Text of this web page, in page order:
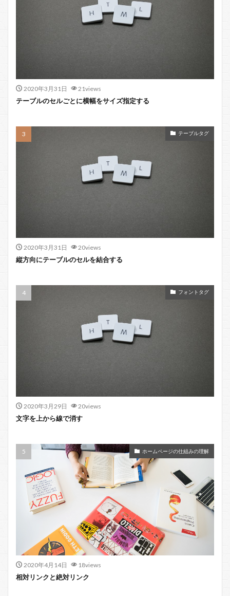
2020年3月31日 21views
テーブルのセルごとに横幅をサイズ指定する
テーブルタグ
2020年3月31日 20views
縦方向にテーブルのセルを結合する
フォントタグ
2020年3月29日 20views
文字を上から線で消す
ホームページの仕組みの理解
2020年4月14日 18views
相対リンクと絶対リンク